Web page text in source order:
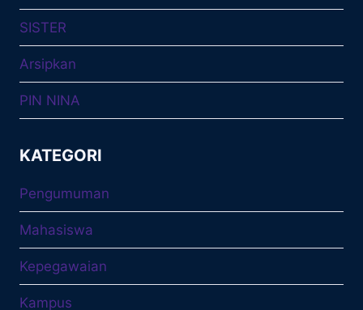
SISTER
Arsipkan
PIN NINA
KATEGORI
Pengumuman
Mahasiswa
Kepegawaian
Kampus